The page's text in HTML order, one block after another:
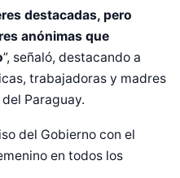
destacadas, pero
anónimas que
”, señaló, destacando a
trabajadoras y madres
Paraguay.
del Gobierno con el
en todos los
Diseñado por Shiro